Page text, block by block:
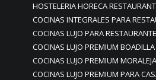
HOSTELERIA HORECA
COCINAS INTEGRALES PARA
COCINAS LUJO PARA
COCINAS LUJO PREMIUM
COCINAS LUJO PREMIUM
COCINAS LUJO PREMIUM PARA